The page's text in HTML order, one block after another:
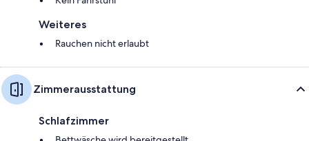
Weiteres
Rauchen nicht erlaubt
Zimmerausstattung
Schlafzimmer